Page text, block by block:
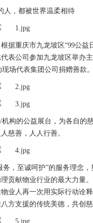
人，都被世界温柔相待
据重庆市九龙坡区“99公益
表公司参加九龙坡区举办
场代表集团公司捐赠善款。
构的公益展台，为各自的
慈善，人人行善。
，至诚呵护”的服务理念
贡献物业行业的最大力量
业人再一次用实际行动诠
方支援的传统美德，共创慈